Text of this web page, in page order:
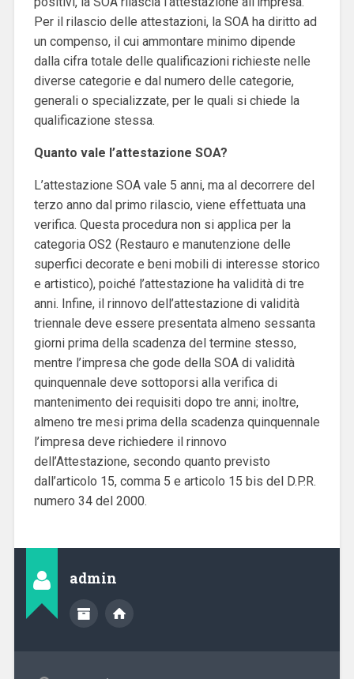
Per il rilascio delle attestazioni, la SOA ha diritto ad
un compenso, il cui ammontare minimo dipende
dalla cifra totale delle qualificazioni richieste nelle
diverse categorie e dal numero delle categorie,
generali o specializzate, per le quali si chiede la
qualificazione stessa.
Quanto vale l’attestazione SOA?
L’attestazione SOA vale 5 anni, ma al decorrere del
terzo anno dal primo rilascio, viene effettuata una
verifica. Questa procedura non si applica per la
categoria OS2 (Restauro e manutenzione delle
superfici decorate e beni mobili di interesse storico
e artistico), poiché l’attestazione ha validità di tre
anni. Infine, il rinnovo dell’attestazione di validità
triennale deve essere presentata almeno sessanta
giorni prima della scadenza del termine stesso,
mentre l’impresa che gode della SOA di validità
quinquennale deve sottoporsi alla verifica di
mantenimento dei requisiti dopo tre anni; inoltre,
almeno tre mesi prima della scadenza quinquennale
l’impresa deve richiedere il rinnovo
dell’Attestazione, secondo quanto previsto
dall’articolo 15, comma 5 e articolo 15 bis del D.P.R.
numero 34 del 2000.
admin